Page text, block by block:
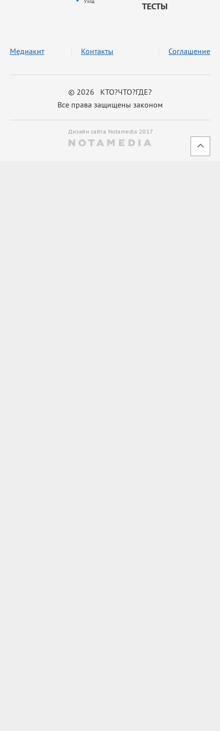
ТЕСТЫ
© 2026 КТО?ЧТО?ГДЕ?
Все права защищены законом
Медиакит Контакты Соглашение
Дизайн сайта Notamedia 2017